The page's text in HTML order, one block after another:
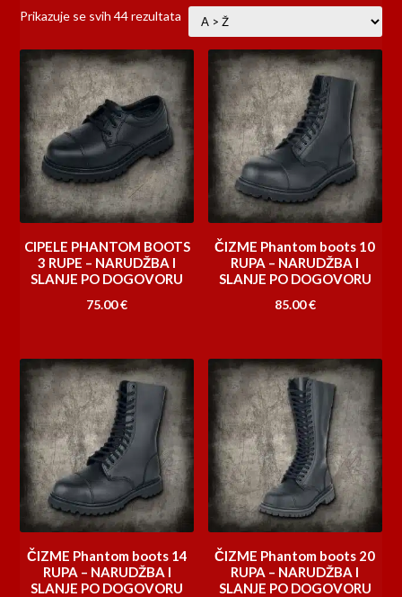
Prikazuje se svih 44 rezultata
CIPELE PHANTOM BOOTS
3 RUPE – NARUDŽBA I
SLANJE PO DOGOVORU
75.00€
ČIZME Phantom boots 10
RUPA – NARUDŽBA I
SLANJE PO DOGOVORU
85.00€
ČIZME Phantom boots 14
RUPA – NARUDŽBA I
SLANJE PO DOGOVORU
ČIZME Phantom boots 20
RUPA – NARUDŽBA I
SLANJE PO DOGOVORU